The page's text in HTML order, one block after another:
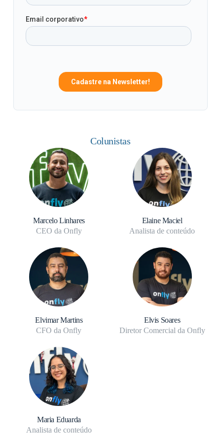
Colunistas
Marcelo Linhares
CEO da Onfly
Elaine Maciel
Analista de conteúdo
Elvimar Martins
CFO da Onfly
Elvis Soares
Diretor Comercial da Onfly
Maria Eduarda
Analista de conteúdo